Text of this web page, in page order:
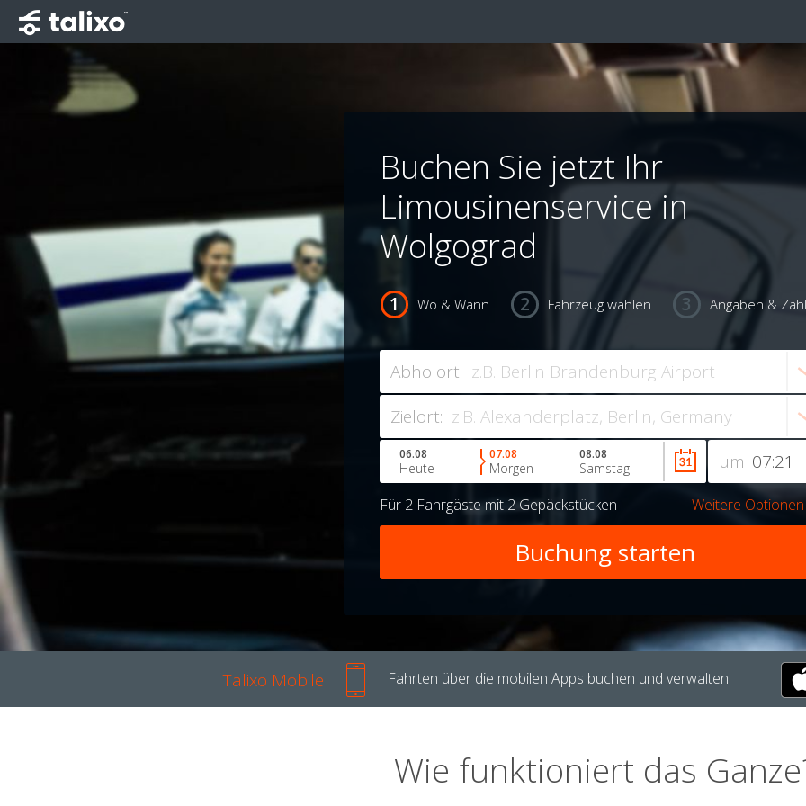
Buchen Sie jetzt Ihr
Limousinenservice in
Wolgograd
Wo & Wann Fahrzeug wählen Angaben &
Abholort:
Zielort:
um
06.08
Heute
07.08
Morgen
08.08
Samstag
Für 2 Fahrgästemit 2 Gepäckstücken Weitere Optionen
Talixo Mobile Fahrten über die mobilen Apps buchen und verwalten.
Wie funktioniert das